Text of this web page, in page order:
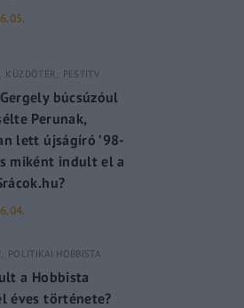
KÜZDŐTÉR PESTITV
búcsúzóul
Perunak,
lett újságíró ’98-
miként indult el a
POLITIKAI HOBBISTA
a Hobbista
éves története?